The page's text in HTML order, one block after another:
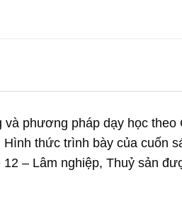
phương pháp dạy học
thức trình bày của cuốn
– Lâm nghiệp, Thuỷ sản